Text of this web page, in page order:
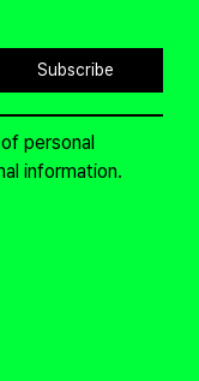
Subscribe
personal
information.